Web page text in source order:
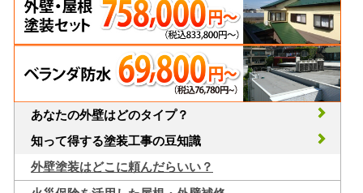
あなたの外壁はどのタイプ？
知って得する塗装工事の豆知識
外壁塗装はどこに頼んだらいい？